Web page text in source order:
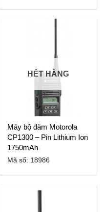
HẾT HÀNG
Máy bộ đàm Motorola
CP1300 – Pin Lithium Ion
1750mAh
Mã số: 18986